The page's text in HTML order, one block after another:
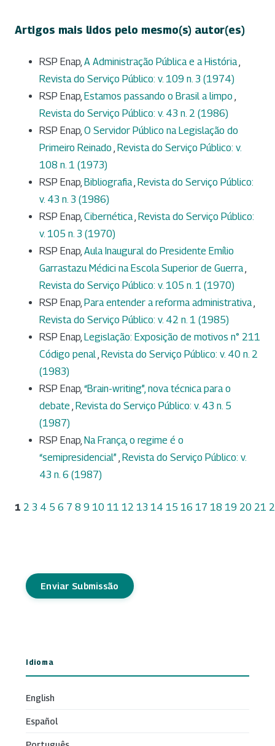
Artigos mais lidos pelo mesmo(s) autor(es)
RSP Enap, A Administração Pública e a História
Revista do Serviço Público: v. 109 n. 3 (1974)
RSP Enap, Estamos passando o Brasil a limpo
Revista do Serviço Público: v. 43 n. 2 (1986)
RSP Enap, O Servidor Público na Legislação do
Primeiro Reinado Revista do Serviço Público: v.
108 n. 1 (1973)
RSP Enap, Bibliografia Revista do Serviço Público:
v. 43 n. 3 (1986)
RSP Enap, Cibernética Revista do Serviço Público:
v. 105 n. 3 (1970)
RSP Enap, Aula Inaugural do Presidente Emílio
Garrastazu Médici na Escola Superior de Guerra
Revista do Serviço Público: v. 105 n. 1 (1970)
RSP Enap, Para entender a reforma administrativa
Revista do Serviço Público: v. 42 n. 1 (1985)
RSP Enap, Legislação: Exposição de motivos n° 211
Código penal Revista do Serviço Público: v. 40 n. 2
(1983)
RSP Enap, “Brain-writing”, nova técnica para o
debate Revista do Serviço Público: v. 43 n. 5
(1987)
RSP Enap, Na França, o regime é o
“semipresidencial” Revista do Serviço Público: v.
43 n. 6 (1987)
1 2 3 4 5 6 7 8 9 10 11 12 13 14 15 16 17 18 19 20 21
Enviar Submissão
Idioma
English
Español